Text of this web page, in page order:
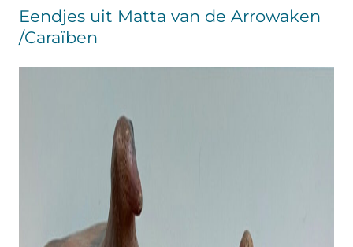
Eendjes uit Matta van de Arrowaken
/Caraïben